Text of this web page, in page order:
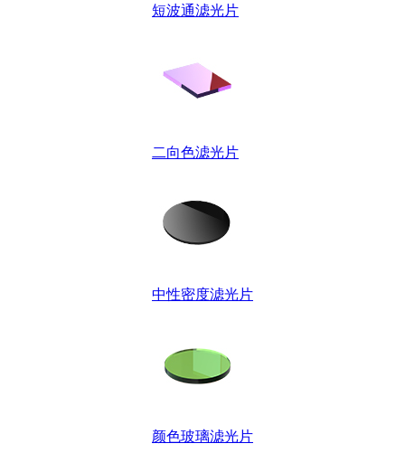
短波通滤光片
二向色滤光片
中性密度滤光片
颜色玻璃滤光片